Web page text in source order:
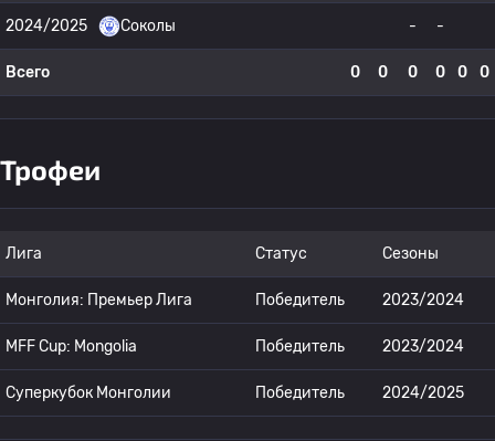
2024/2025 Соколы - -
Всего 0 0 0 0 0 0
Трофеи
Лига Статус Сезоны
Монголия: Премьер Лига Победитель 2023/2024
MFF Cup: Mongolia Победитель 2023/2024
Суперкубок Монголии Победитель 2024/2025